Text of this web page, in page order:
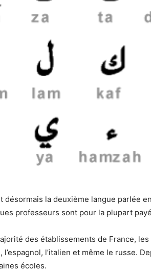
désormais la deuxième langue parlée
professeurs sont pour la plupart
des établissements de France,
l’espagnol, l’italien et même le russe.
écoles.